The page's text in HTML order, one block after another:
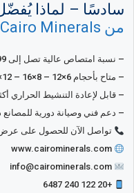
سادسًا – لماذا
من Cairo Minerals؟
– نسبة امتصاص عالية تصل إلى 99٪.
– متاح بأحجام 6×12 – 8×16 – 12×40 Mesh.
– قابل لإعادة التنشيط الحراري أكثر من
– دعم فني وصيانة دورية
تواصل الآن للحصول على
+20 122 240 6487